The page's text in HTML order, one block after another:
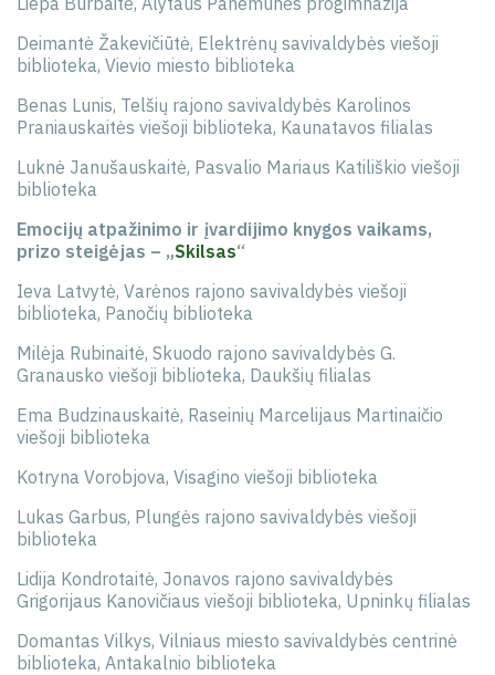
Deimantė Žakevičiūtė, Elektrėnų savivaldybės viešoji
biblioteka, Vievio miesto biblioteka
Benas Lunis, Telšių rajono savivaldybės Karolinos
Praniauskaitės viešoji biblioteka, Kaunatavos filialas
Luknė Janušauskaitė, Pasvalio Mariaus Katiliškio viešoji
biblioteka
Emocijų atpažinimo ir įvardijimo knygos vaikams,
prizo steigėjas – „Skilsas“
Ieva Latvytė, Varėnos rajono savivaldybės viešoji
biblioteka, Panočių biblioteka
Milėja Rubinaitė, Skuodo rajono savivaldybės G.
Granausko viešoji biblioteka, Daukšių filialas
Ema Budzinauskaitė, Raseinių Marcelijaus Martinaičio
viešoji biblioteka
Kotryna Vorobjova, Visagino viešoji biblioteka
Lukas Garbus, Plungės rajono savivaldybės viešoji
biblioteka
Lidija Kondrotaitė, Jonavos rajono savivaldybės
Grigorijaus Kanovičiaus viešoji biblioteka, Upninkų filialas
Domantas Vilkys, Vilniaus miesto savivaldybės centrinė
biblioteka, Antakalnio biblioteka